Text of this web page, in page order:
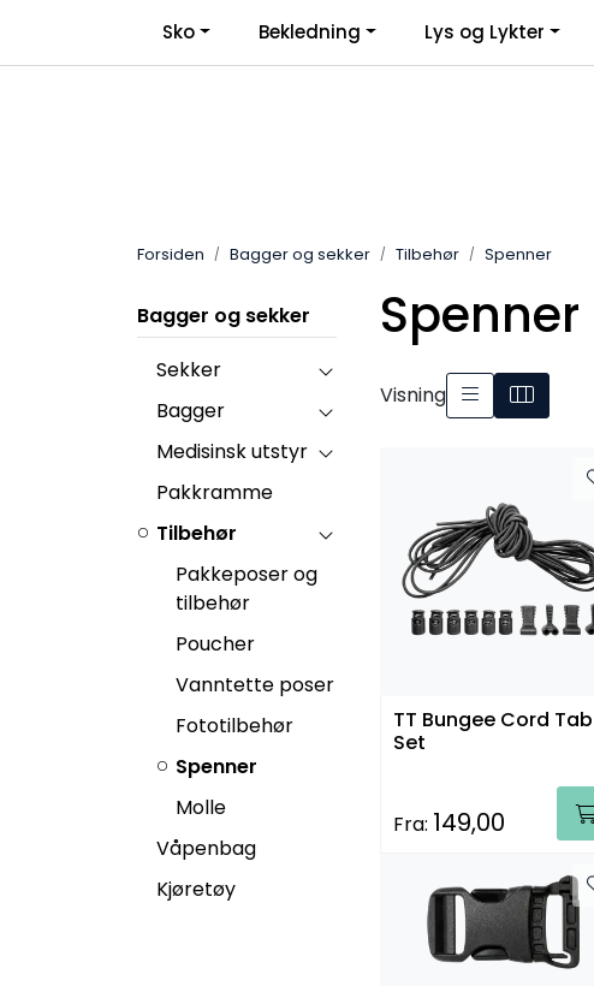
Sko Bekledning Lys og Lykter
Forsiden Bagger og sekker Tilbehør Spenner
Bagger og sekker
Sekker
Bagger
Medisinsk utstyr
Pakkramme
Tilbehør
Pakkeposer og
tilbehør
Poucher
Vanntette poser
Fototilbehør
Spenner
Molle
Våpenbag
Kjøretøy
Spenner
Visning
TT Bungee Cord Tab
Set
Fra: 149,00